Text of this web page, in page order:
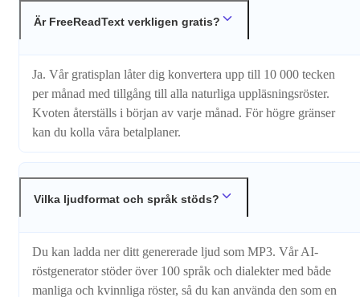
Är FreeReadText verkligen gratis?
Ja. Vår gratisplan låter dig konvertera upp till 10 000 tecken
per månad med tillgång till alla naturliga uppläsningsröster.
Kvoten återställs i början av varje månad. För högre gränser
kan du kolla våra betalplaner.
Vilka ljudformat och språk stöds?
Du kan ladda ner ditt genererade ljud som MP3. Vår AI-
röstgenerator stöder över 100 språk och dialekter med både
manliga och kvinnliga röster, så du kan använda den som en